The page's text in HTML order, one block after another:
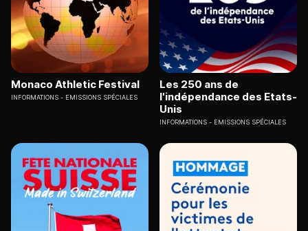
Monaco Athletic Festival
INFORMATIONS EMISSIONS SPÉCIALES
Les 250 ans de
l'indépendance des Etats-
Unis
INFORMATIONS EMISSIONS SPÉCIALES